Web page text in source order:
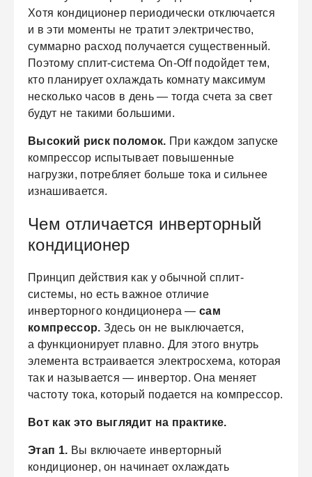
Хотя кондиционер периодически отключается
и в эти моменты не тратит электричество,
суммарно расход получается существенный.
Поэтому сплит-система On-Off подойдет тем,
кто планирует охлаждать комнату максимум
несколько часов в день — тогда счета за свет
будут не такими большими.
Высокий риск поломок. При каждом запуске
компрессор испытывает повышенные
нагрузки, потребляет больше тока и сильнее
изнашивается.
Чем отличается инверторный
кондиционер
Принцип действия как у обычной сплит-
системы, но есть важное отличие
инверторного кондиционера — сам
компрессор. Здесь он не выключается,
а функционирует плавно. Для этого внутрь
элемента встраивается электросхема, которая
так и называется — инвертор. Она меняет
частоту тока, который подается на компрессор.
Вот как это выглядит на практике.
Этап 1. Вы включаете инверторный
кондиционер, он начинает охлаждать